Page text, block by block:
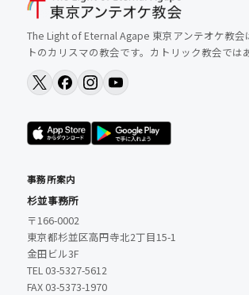
The Light of Eternal Agape 東京アンテオケ教会
トのカリスマの教会です。カトリック教会では
事務所案内
杉並事務所
〒166-0002
東京都杉並区高円寺北2丁目15-1
金田ビル3F
TEL 03-5327-5612
FAX 03-5373-1970